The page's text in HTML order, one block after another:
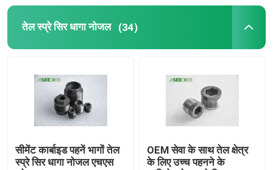
टंगस्टन कार्बाइड टीसी रेडियल असर
सादा शाफ्ट असर
सीमेंटेड कार्बाइड थ्रस्ट रेडियल असर
कार्बाइड झाड़ी आस्तीन असर
तेल स्प्रे सिर धागा नोजल (34)
सीमेंट कार्बाइड पहनें भागों तेल
स्प्रे सिर धागा नोजल एचएस
OEM सेवा के साथ तेल क्षेत्र
के लिए उच्च पहनने के